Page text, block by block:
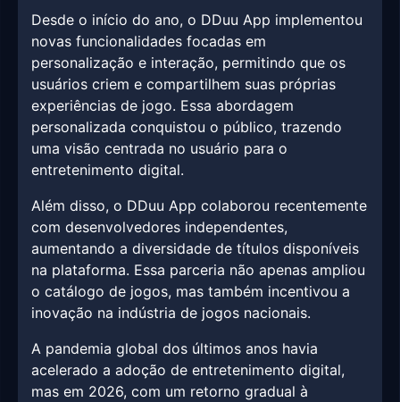
Desde o início do ano, o DDuu App implementou
novas funcionalidades focadas em
personalização e interação, permitindo que os
usuários criem e compartilhem suas próprias
experiências de jogo. Essa abordagem
personalizada conquistou o público, trazendo
uma visão centrada no usuário para o
entretenimento digital.
Além disso, o DDuu App colaborou recentemente
com desenvolvedores independentes,
aumentando a diversidade de títulos disponíveis
na plataforma. Essa parceria não apenas ampliou
o catálogo de jogos, mas também incentivou a
inovação na indústria de jogos nacionais.
A pandemia global dos últimos anos havia
acelerado a adoção de entretenimento digital,
mas em 2026, com um retorno gradual à